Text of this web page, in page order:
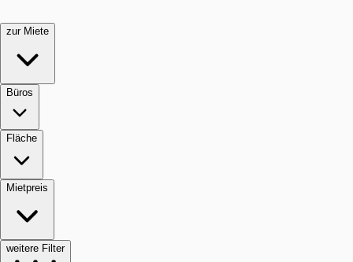
zur Miete
Büros
Fläche
Mietpreis
weitere Filter